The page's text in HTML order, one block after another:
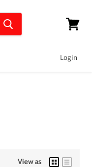
Login
View as